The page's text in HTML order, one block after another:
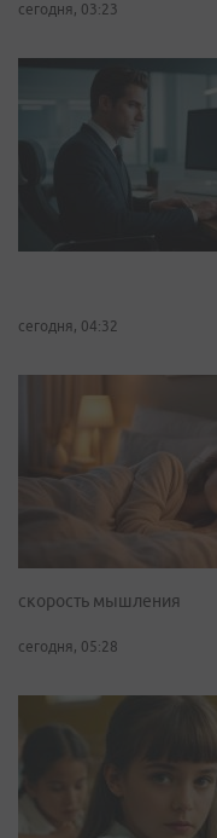
сегодня, 03:23
сегодня, 04:32
скорость мышления
сегодня, 05:28